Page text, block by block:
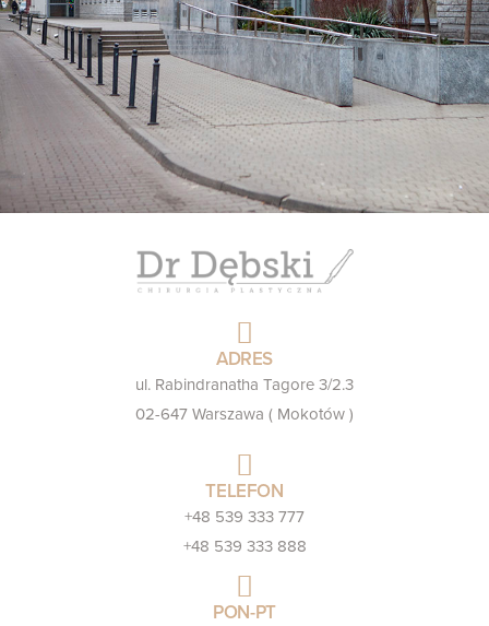
ADRES
ul. Rabindranatha Tagore 3/2.3
02-647 Warszawa ( Mokotów )
TELEFON
+48 539 333 777
+48 539 333 888
PON-PT